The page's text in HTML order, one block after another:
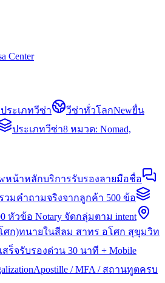
Center
ระเภทวีซ่า วีซ่าทั่วโลกNewยื่น
ประเภทวีซ่า8 หมวด: Nomad,
หน้าหลักบริการรับรองลายมือชื่อ
รวมคำถามจริงจากลูกค้า 500 ข้อ
หัวข้อ Notary จัดกลุ่มตาม intent
ศก)ทนายในสีลม สาทร อโศก สุขุมวิท
สร็จรับรองด่วน 30 นาที + Mobile
Apostille / MFA / สถานทูตครบ